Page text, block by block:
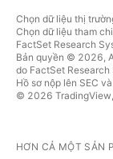
Chọn dữ liệu thị
Chọn dữ liệu tham
FactSet Research
Bản quyền © 2026,
do FactSet
Hồ sơ nộp lên SEC
© 2026
HƠN CẢ MỘT SẢN